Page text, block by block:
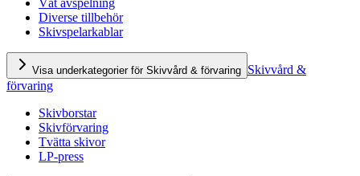
Diverse tillbehör
Skivspelarkablar
Visa underkategorier för Skivvård & förvaring Skivvård &
förvaring
Skivborstar
Skivförvaring
Tvätta skivor
LP-press